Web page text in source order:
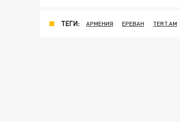
ТЕГИ: АРМЕНИЯ ЕРЕВАН TERT.AM